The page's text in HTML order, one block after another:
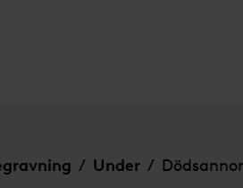
/ Under /